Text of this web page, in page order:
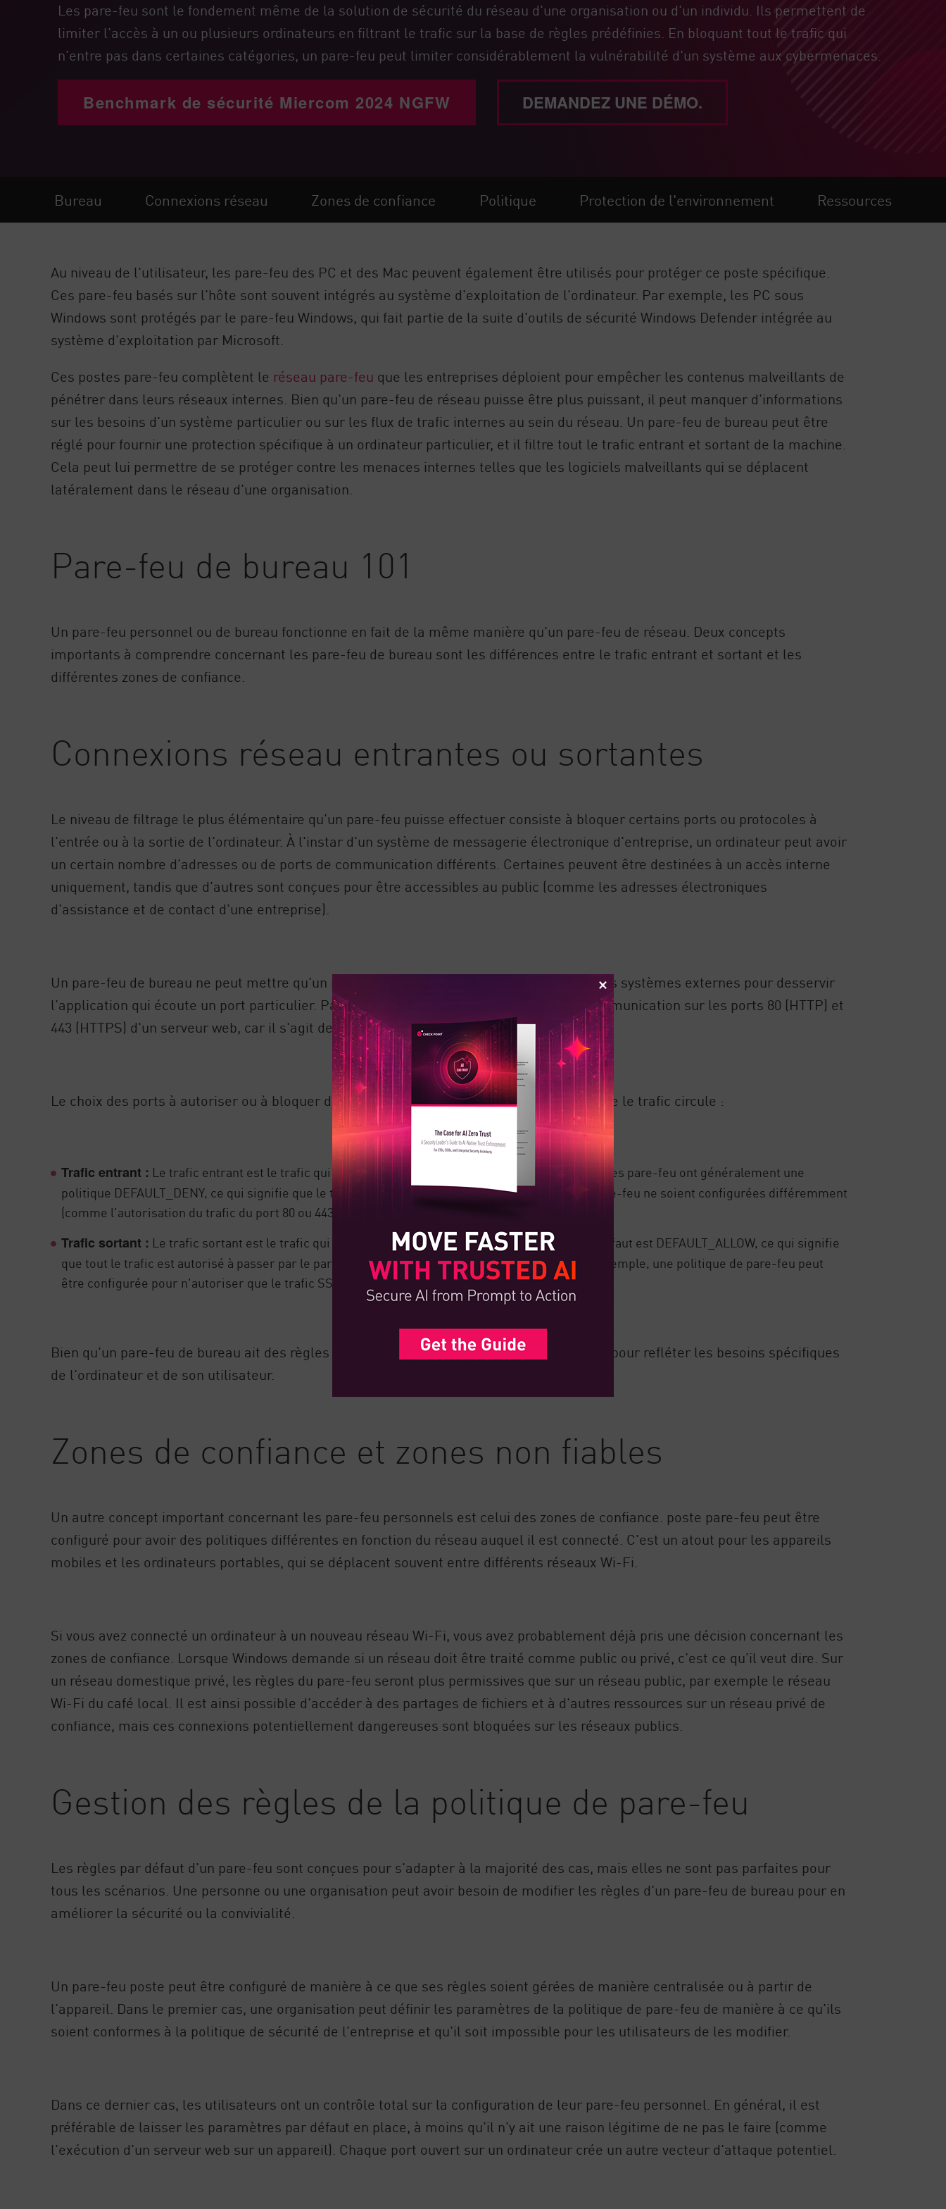
Poste
Navigation
Modèle SaaS
GESTION DE L'EXPOSITION
Workforce AI Security
AI Red Teaming
AI Agent Security
Voir les solutions de A à Z
Les pare-feu sont le fondement même de la solution de sécurité du réseau d'une organisation ou d'un individu. Ils permettent de
limiter l'accès à un ou plusieurs ordinateurs en filtrant le trafic sur la base de règles prédéfinies. En bloquant tout le trafic qui
n'entre pas dans certaines catégories, un pare-feu peut limiter considérablement la vulnérabilité d'un système aux cybermenaces.
Benchmark de sécurité Miercom 2024 NGFW DEMANDEZ UNE DÉMO.
Bureau Connexions réseau Zones de confiance Politique Protection de l'environnement Ressources
Au niveau de l'utilisateur, les pare-feu des PC et des Mac peuvent également être utilisés pour protéger ce poste spécifique.
Ces pare-feu basés sur l'hôte sont souvent intégrés au système d'exploitation de l'ordinateur. Par exemple, les PC sous
Windows sont protégés par le pare-feu Windows, qui fait partie de la suite d'outils de sécurité Windows Defender intégrée au
système d'exploitation par Microsoft.
Ces postes pare-feu complètent le réseau pare-feu que les entreprises déploient pour empêcher les contenus malveillants de
pénétrer dans leurs réseaux internes. Bien qu'un pare-feu de réseau puisse être plus puissant, il peut manquer d'informations
sur les besoins d'un système particulier ou sur les flux de trafic internes au sein du réseau. Un pare-feu de bureau peut être
réglé pour fournir une protection spécifique à un ordinateur particulier, et il filtre tout le trafic entrant et sortant de la machine.
Cela peut lui permettre de se protéger contre les menaces internes telles que les logiciels malveillants qui se déplacent
latéralement dans le réseau d'une organisation.
Pare-feu de bureau 101
Un pare-feu personnel ou de bureau fonctionne en fait de la même manière qu'un pare-feu de réseau. Deux concepts
importants à comprendre concernant les pare-feu de bureau sont les différences entre le trafic entrant et sortant et les
différentes zones de confiance.
Connexions réseau entrantes ou sortantes
Le niveau de filtrage le plus élémentaire qu'un pare-feu puisse effectuer consiste à bloquer certains ports ou protocoles à
l'entrée ou à la sortie de l'ordinateur. À l'instar d'un système de messagerie électronique d'entreprise, un ordinateur peut avoir
un certain nombre d'adresses ou de ports de communication différents. Certaines peuvent être destinées à un accès interne
uniquement, tandis que d'autres sont conçues pour être accessibles au public (comme les adresses électroniques
d'assistance et de contact d'une entreprise).
Un pare-feu de bureau ne peut mettre qu'un petit nombre de ses ports à la disposition des systèmes externes pour desservir
l'application qui écoute un port particulier. Par exemple, il est courant d'autoriser la communication sur les ports 80 (HTTP) et
443 (HTTPS) d'un serveur web, car il s'agit des ports standard pour le trafic web.
Le choix des ports à autoriser ou à bloquer dépend fortement de la direction dans laquelle le trafic circule :
Trafic entrant : Le trafic entrant est le trafic qui pénètre dans l'ordinateur. Pour le trafic entrant, les pare-feu ont généralement une
politique DEFAULT_DENY, ce qui signifie que le trafic est bloqué à moins que les politiques de pare-feu ne soient configurées différemment
(comme l'autorisation du trafic du port 80 ou 443 pour un serveur web).
Trafic sortant : Le trafic sortant est le trafic qui quitte l'ordinateur. Pour ce trafic, la valeur par défaut est DEFAULT_ALLOW, ce qui signifie
que tout le trafic est autorisé à passer par le pare-feu, sauf indication contraire des règles. Par exemple, une politique de pare-feu peut
être configurée pour n'autoriser que le trafic SSH vers certaines adresses.
Bien qu'un pare-feu de bureau ait des règles par défaut, celles-ci peuvent être modifiées pour refléter les besoins spécifiques
de l'ordinateur et de son utilisateur.
Zones de confiance et zones non fiables
Un autre concept important concernant les pare-feu personnels est celui des zones de confiance. poste pare-feu peut être
configuré pour avoir des politiques différentes en fonction du réseau auquel il est connecté. C'est un atout pour les appareils
mobiles et les ordinateurs portables, qui se déplacent souvent entre différents réseaux Wi-Fi.
Si vous avez connecté un ordinateur à un nouveau réseau Wi-Fi, vous avez probablement déjà pris une décision concernant les
zones de confiance. Lorsque Windows demande si un réseau doit être traité comme public ou privé, c'est ce qu'il veut dire. Sur
un réseau domestique privé, les règles du pare-feu seront plus permissives que sur un réseau public, par exemple le réseau
Wi-Fi du café local. Il est ainsi possible d'accéder à des partages de fichiers et à d'autres ressources sur un réseau privé de
confiance, mais ces connexions potentiellement dangereuses sont bloquées sur les réseaux publics.
Gestion des règles de la politique de pare-feu
Les règles par défaut d'un pare-feu sont conçues pour s'adapter à la majorité des cas, mais elles ne sont pas parfaites pour
tous les scénarios. Une personne ou une organisation peut avoir besoin de modifier les règles d'un pare-feu de bureau pour en
améliorer la sécurité ou la convivialité.
Un pare-feu poste peut être configuré de manière à ce que ses règles soient gérées de manière centralisée ou à partir de
l'appareil. Dans le premier cas, une organisation peut définir les paramètres de la politique de pare-feu de manière à ce qu'ils
soient conformes à la politique de sécurité de l'entreprise et qu'il soit impossible pour les utilisateurs de les modifier.
Dans ce dernier cas, les utilisateurs ont un contrôle total sur la configuration de leur pare-feu personnel. En général, il est
préférable de laisser les paramètres par défaut en place, à moins qu'il n'y ait une raison légitime de ne pas le faire (comme
l'exécution d'un serveur web sur un appareil). Chaque port ouvert sur un ordinateur crée un autre vecteur d'attaque potentiel.